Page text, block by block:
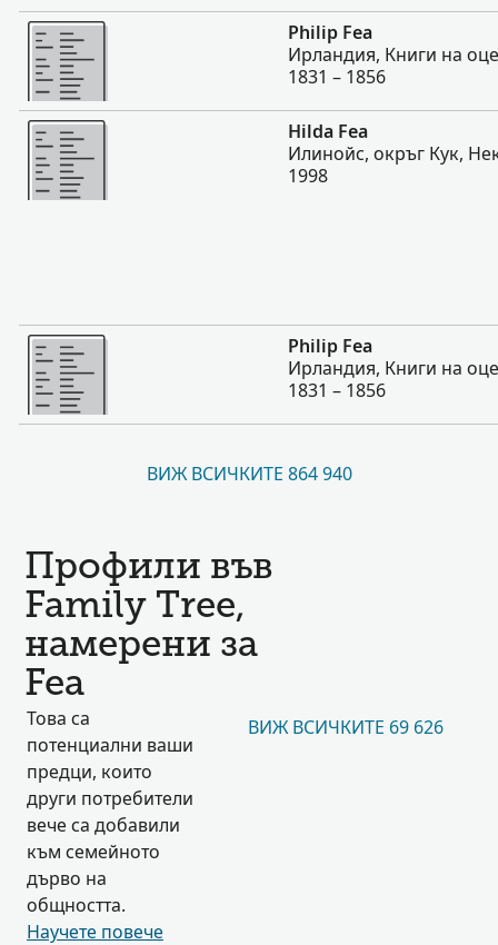
Повече
Philip Fea
Ирландия, Книги на
1831 – 1856
Повече
Hilda Fea
Илинойс, окръг Кук,
1998
Повече
Philip Fea
Ирландия, Книги на
1831 – 1856
ВИЖ ВСИЧКИТЕ 864 940
Профили във
Family Tree,
намерени за
Fea
Това са
потенциални ваши
предци, които
други потребители
вече са добавили
към семейното
дърво на
общността.
Научете повече
ВИЖ ВСИЧКИТЕ 69 626